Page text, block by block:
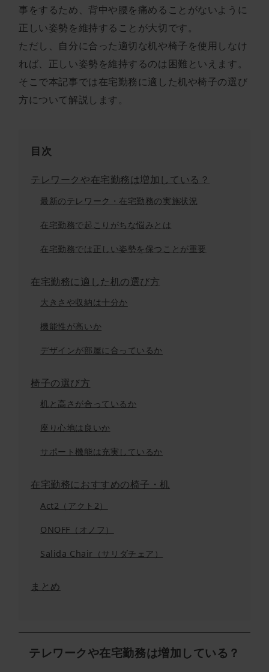
事をするため、背中や腰を痛めることがないように
正しい姿勢を維持することが大切です。
ただし、自分に合った適切な机や椅子を使用しなけ
れば、正しい姿勢を維持するのは困難といえます。
そこで本記事では在宅勤務に適した机や椅子の選び
方について解説します。
目次
テレワークや在宅勤務は増加している？
最新のテレワーク・在宅勤務の実施状況
在宅勤務で起こりがちな悩みとは
在宅勤務では正しい姿勢を保つことが重要
在宅勤務に適した机の選び方
大きさや収納は十分か
機能性が高いか
デザインが部屋に合っているか
椅子の選び方
机と高さが合っているか
座り心地は良いか
サポート機能は充実しているか
在宅勤務におすすめの椅子・机
Act2（アクト2）
ONOFF（オノフ）
Salida Chair（サリダチェア）
まとめ
テレワークや在宅勤務は増加している？